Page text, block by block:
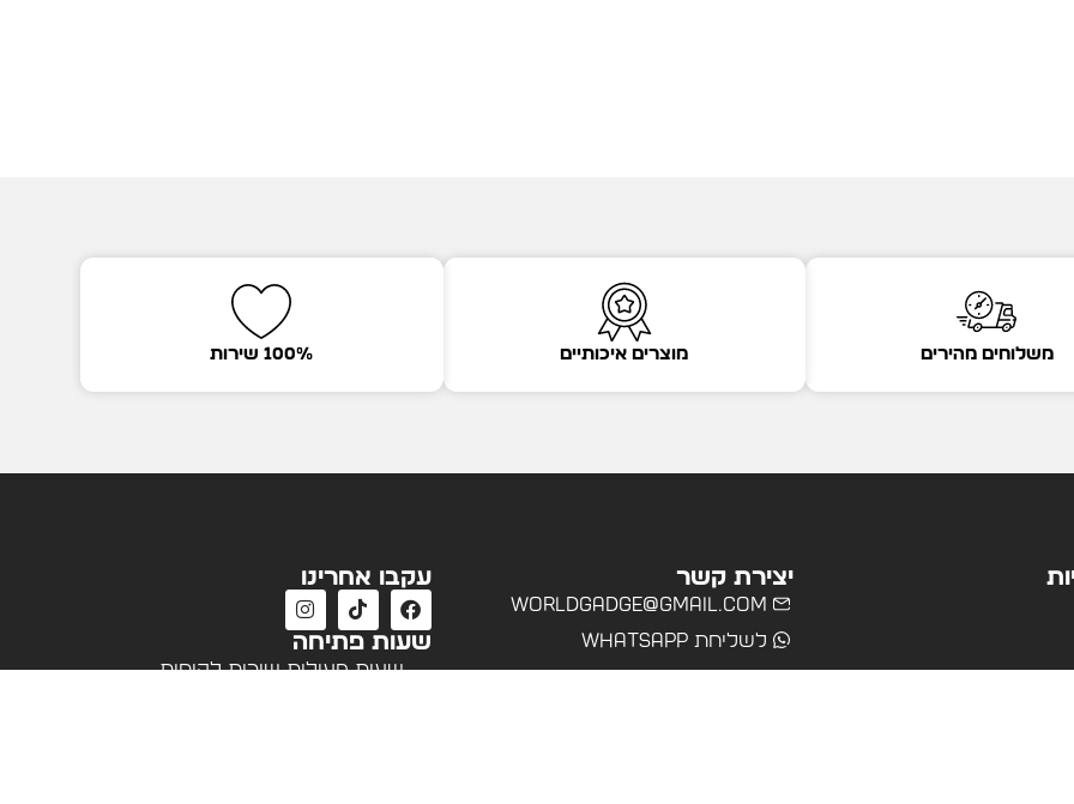
משלוחים מהירים מוצרים איכותיים 100% שירות
יצירת קשר
worldgadge@gmail.com
לשליחת WhatsApp
עקבו אחרינו
שעות פתיחה
שעות פעילות שירות לקוחות